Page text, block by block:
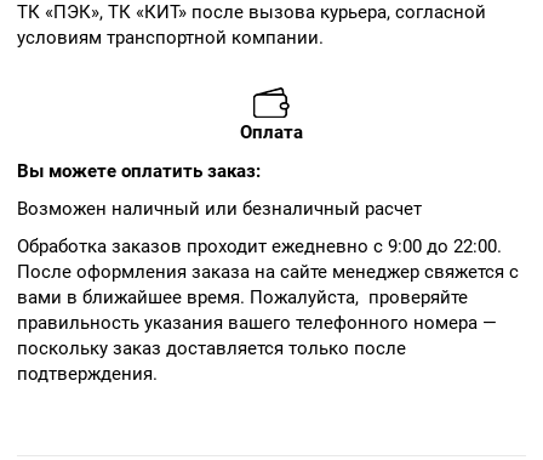
ТК «ПЭК», ТК «КИТ» после вызова курьера, согласной
условиям транспортной компании.
Оплата
Вы можете оплатить заказ:
Возможен наличный или безналичный расчет
Обработка заказов проходит ежедневно с 9:00 до 22:00.
После оформления заказа на сайте менеджер свяжется с
вами в ближайшее время. Пожалуйста, проверяйте
правильность указания вашего телефонного номера —
поскольку заказ доставляется только после
подтверждения.